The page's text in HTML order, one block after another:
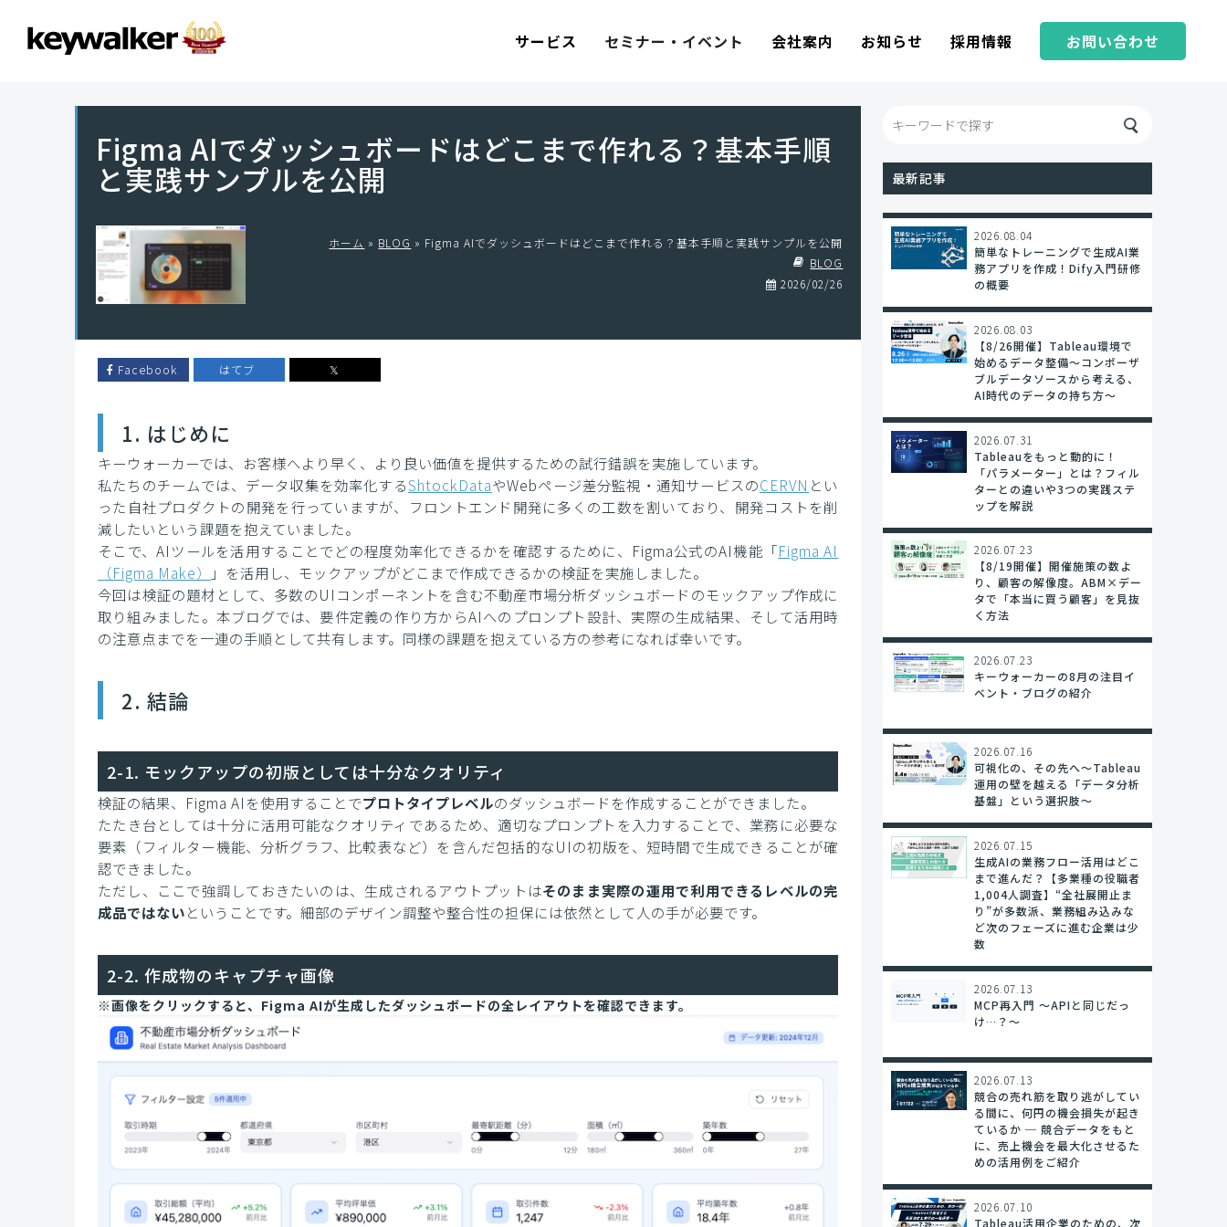
サービス セミナー・イベント 会社案内 お知らせ 採用情報 お問い合わせ
Figma AIでダッシュボードはどこまで作れる？基本手順
と実践サンプルを公開
ホーム » BLOG » Figma AIでダッシュボードはどこまで作れる？基本手順と実践サンプルを公開
BLOG
2026/02/26
Facebook はてブ 𝕏
1. はじめに
キーウォーカーでは、お客様へより早く、より良い価値を提供するための試行錯誤を実施しています。
私たちのチームでは、データ収集を効率化するShtockDataやWebページ差分監視・通知サービスのCERVN とい
った自社プロダクトの開発を行っていますが、フロントエンド開発に多くの工数を割いており、開発コストを削
減したいという課題を抱えていました。
そこで、AIツールを活用することでどの程度効率化できるかを確認するために、Figma公式のAI機能「Figma AI
（Figma Make）
」を活用し、モックアップがどこまで作成できるかの検証を実施しました。
今回は検証の題材として、多数のUIコンポーネントを含む不動産市場分析ダッシュボードのモックアップ作成に
取り組みました。本ブログでは、要件定義の作り方からAIへのプロンプト設計、実際の生成結果、そして活用時
の注意点までを一連の手順として共有します。同様の課題を抱えている方の参考になれば幸いです。
2. 結論
2-1. モックアップの初版としては十分なクオリティ
検証の結果、Figma AIを使用することでプロトタイプレベルのダッシュボードを作成することができました。
たたき台としては十分に活用可能なクオリティであるため、適切なプロンプトを入力することで、業務に必要な
要素（フィルター機能、分析グラフ、比較表など）を含んだ包括的なUIの初版を、短時間で生成できることが確
認できました。
ただし、ここで強調しておきたいのは、生成されるアウトプットはそのまま実際の運用で利用できるレベルの完
成品ではないということです。細部のデザイン調整や整合性の担保には依然として人の手が必要です。
2-2. 作成物のキャプチャ画像
※画像をクリックすると、Figma AIが生成したダッシュボードの全レイアウトを確認できます。
最新記事
2026.08.04
簡単なトレーニングで生成AI業
務アプリを作成！Dify入門研修
の概要
2026.08.03
【8/26開催】Tableau環境で
始めるデータ整備〜コンポーザ
ブルデータソースから考える、
AI時代のデータの持ち方〜
2026.07.31
Tableauをもっと動的に！
「パラメーター」とは？フィル
ターとの違いや3つの実践ステ
ップを解説
2026.07.23
【8/19開催】開催施策の数よ
り、顧客の解像度。ABM×デー
タで「本当に買う顧客」を見抜
く方法
2026.07.23
キーウォーカーの8月の注目イ
ベント・ブログの紹介
2026.07.16
可視化の、その先へ〜Tableau
運用の壁を越える「データ分析
基盤」という選択肢〜
2026.07.15
生成AIの業務フロー活用はどこ
まで進んだ？【多業種の役職者
1,004人調査】“全社展開止ま
り”が多数派、業務組み込みな
ど次のフェーズに進む企業は少
数
2026.07.13
MCP再入門 〜APIと同じだっ
け…？～
2026.07.13
競合の売れ筋を取り逃がしてい
る間に、何円の機会損失が起き
ているか ─ 競合データをもと
に、売上機会を最大化させるた
めの活用例をご紹介
2026.07.10
Tableau活用企業のための、次